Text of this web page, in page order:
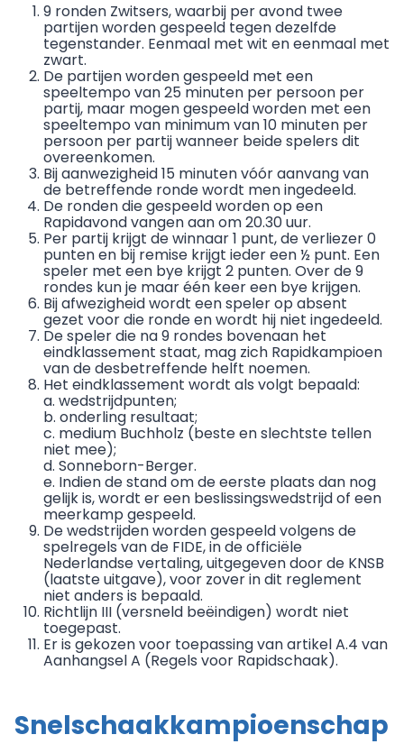
9 ronden Zwitsers, waarbij per avond twee
partijen worden gespeeld tegen dezelfde
tegenstander. Eenmaal met wit en eenmaal met
zwart.
De partijen worden gespeeld met een
speeltempo van 25 minuten per persoon per
partij, maar mogen gespeeld worden met een
speeltempo van minimum van 10 minuten per
persoon per partij wanneer beide spelers dit
overeenkomen.
Bij aanwezigheid 15 minuten vóór aanvang van
de betreffende ronde wordt men ingedeeld.
De ronden die gespeeld worden op een
Rapidavond vangen aan om 20.30 uur.
Per partij krijgt de winnaar 1 punt, de verliezer 0
punten en bij remise krijgt ieder een ½ punt. Een
speler met een bye krijgt 2 punten. Over de 9
rondes kun je maar één keer een bye krijgen.
Bij afwezigheid wordt een speler op absent
gezet voor die ronde en wordt hij niet ingedeeld.
De speler die na 9 rondes bovenaan het
eindklassement staat, mag zich Rapidkampioen
van de desbetreffende helft noemen.
Het eindklassement wordt als volgt bepaald:
a. wedstrijdpunten;
b. onderling resultaat;
c. medium Buchholz (beste en slechtste tellen
niet mee);
d. Sonneborn-Berger.
e. Indien de stand om de eerste plaats dan nog
gelijk is, wordt er een beslissingswedstrijd of een
meerkamp gespeeld.
De wedstrijden worden gespeeld volgens de
spelregels van de FIDE, in de officiële
Nederlandse vertaling, uitgegeven door de KNSB
(laatste uitgave), voor zover in dit reglement
niet anders is bepaald.
Richtlijn III (versneld beëindigen) wordt niet
toegepast.
Er is gekozen voor toepassing van artikel A.4 van
Aanhangsel A (Regels voor Rapidschaak).
Snelschaakkampioenschap